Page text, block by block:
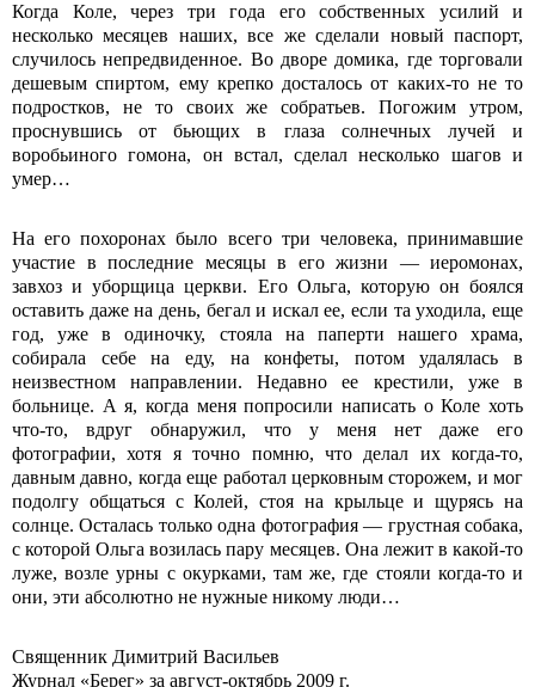
Когда Коле, через три года его собственных усилий и
несколько месяцев наших, все же сделали новый паспорт,
случилось непредвиденное. Во дворе домика, где торговали
дешевым спиртом, ему крепко досталось от каких-то не то
подростков, не то своих же собратьев. Погожим утром,
проснувшись от бьющих в глаза солнечных лучей и
воробьиного гомона, он встал, сделал несколько шагов и
умер…
На его похоронах было всего три человека, принимавшие
участие в последние месяцы в его жизни — иеромонах,
завхоз и уборщица церкви. Его Ольга, которую он боялся
оставить даже на день, бегал и искал ее, если та уходила, еще
год, уже в одиночку, стояла на паперти нашего храма,
собирала себе на еду, на конфеты, потом удалялась в
неизвестном направлении. Недавно ее крестили, уже в
больнице. А я, когда меня попросили написать о Коле хоть
что-то, вдруг обнаружил, что у меня нет даже его
фотографии, хотя я точно помню, что делал их когда-то,
давным давно, когда еще работал церковным сторожем, и мог
подолгу общаться с Колей, стоя на крыльце и щурясь на
солнце. Осталась только одна фотография — грустная собака,
с которой Ольга возилась пару месяцев. Она лежит в какой-то
луже, возле урны с окурками, там же, где стояли когда-то и
они, эти абсолютно не нужные никому люди…
Священник Димитрий Васильев
Журнал «Берег» за август-октябрь 2009 г.